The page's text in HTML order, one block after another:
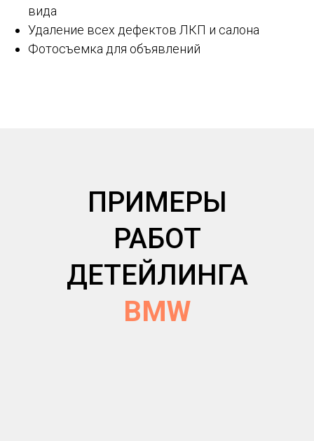
вида
Удаление всех дефектов ЛКП и салона
Фотосъемка для объявлений
ПРИМЕРЫ
РАБОТ
ДЕТЕЙЛИНГА
BMW